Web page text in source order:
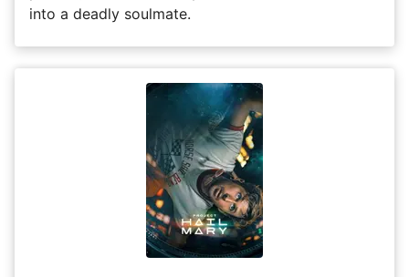
into a deadly soulmate.